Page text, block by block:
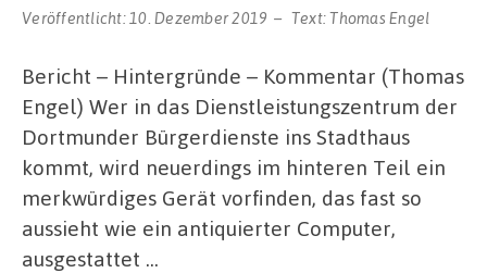
Veröffentlicht: 10. Dezember 2019 Text:Thomas Engel
Bericht – Hintergründe – Kommentar (Thomas
Engel) Wer in das Dienstleistungszentrum der
Dortmunder Bürgerdienste ins Stadthaus
kommt, wird neuerdings im hinteren Teil ein
merkwürdiges Gerät vorfinden, das fast so
aussieht wie ein antiquierter Computer,
ausgestattet …